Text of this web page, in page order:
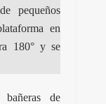
pequeños
en
180° y se
de